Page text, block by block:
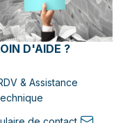
D'AIDE ?
& Assistance